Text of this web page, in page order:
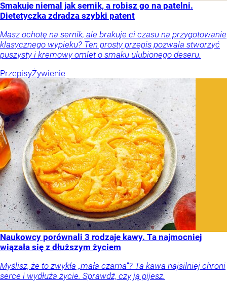
Smakuje niemal jak sernik, a robisz go na patelni.
Dietetyczka zdradza szybki patent
Masz ochotę na sernik, ale brakuje ci czasu na przygotowanie
klasycznego wypieku? Ten prosty przepis pozwala stworzyć
puszysty i kremowy omlet o smaku ulubionego deseru.
PrzepisyŻywienie
Naukowcy porównali 3 rodzaje kawy. Ta najmocniej
wiązała się z dłuższym życiem
Myślisz, że to zwykła „mała czarna”? Ta kawa najsilniej chroni
serce i wydłuża życie. Sprawdź, czy ją pijesz.